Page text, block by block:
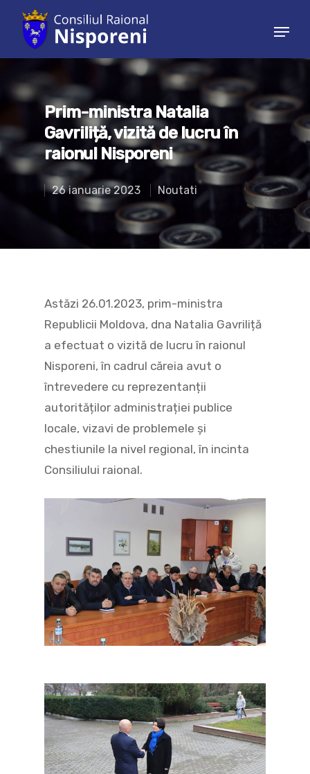
Hit enter to search or ESC to close
Prim-ministra Natalia
Gavriliță, vizită de lucru în
raionul Nisporeni
26 ianuarie 2023 Noutati
Astăzi 26.01.2023, prim-ministra
Republicii Moldova, dna Natalia Gavriliță
a efectuat o vizită de lucru în raionul
Nisporeni, în cadrul căreia avut o
întrevedere cu reprezentanții
autorităților administrației publice
locale, vizavi de problemele și
chestiunile la nivel regional, în incinta
Consiliului raional.